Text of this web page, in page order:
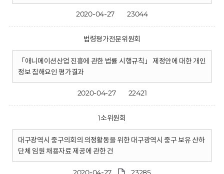
2020-04-27 23044
법령평가전문위원회
「애니메이션산업 진흥에 관한 법률 시행규칙」 제정안에 대한 개인
정보 침해요인 평가결과
2020-04-27 22421
1소위원회
대구광역시 중구의회의 의정활동을 위한 대구광역시 중구 보유 산하
단체 임원 채용자료 제공에 관한 건